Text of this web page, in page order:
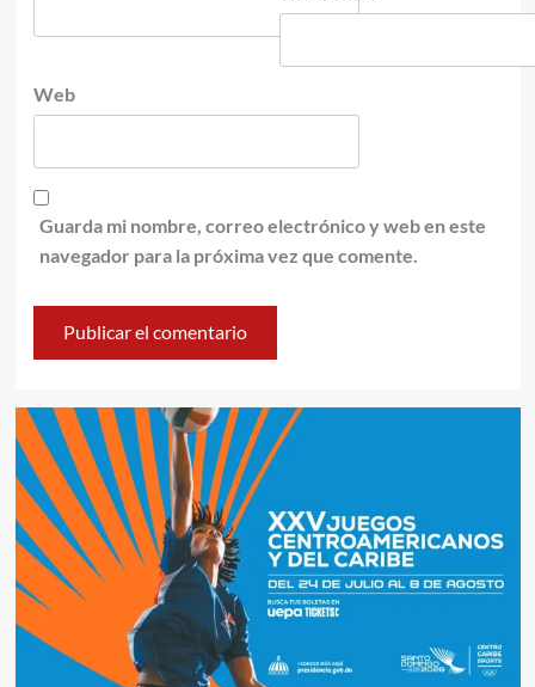
Web
Guarda mi nombre, correo electrónico y web en este
navegador para la próxima vez que comente.